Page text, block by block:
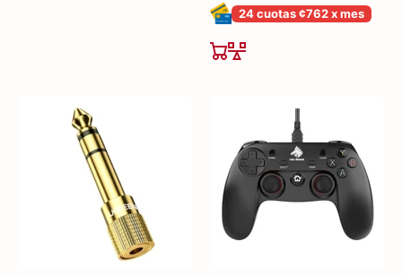
24 cuotas ¢762 x mes